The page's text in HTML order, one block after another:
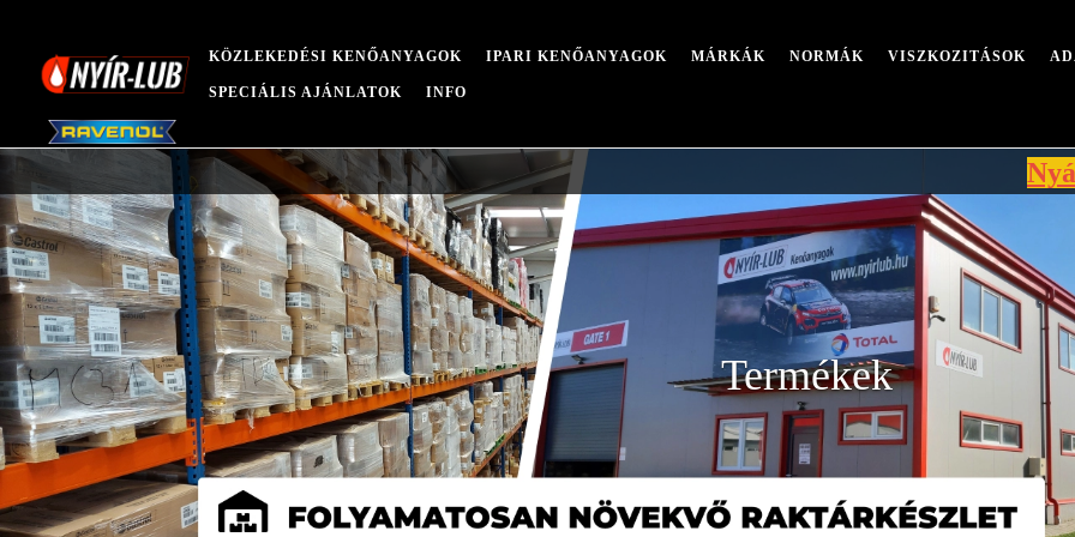
KÖZLEKEDÉSI KENŐANYAGOK IPARI KENŐANYAGOK MÁRKÁK NORMÁK VISZKOZITÁSOK
SPECIÁLIS AJÁNLATOK INFO
Nyári
Termékek